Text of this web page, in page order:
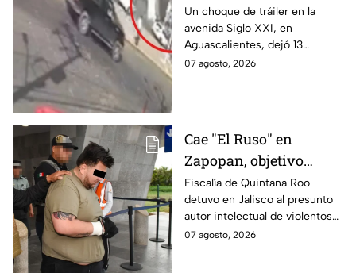
avenida Siglo XXI en
Aguascalientes deja
varios heridos y
destrozos
Un choque de tráiler en la
avenida Siglo XXI, en
Aguascalientes, dejó 13
heridos y varios vehículos
07 agosto, 2026
Cae "El Ruso" en
Zapopan, objetivo
prioritario en Playa del
Carmen
Fiscalía de Quintana Roo
detuvo en Jalisco al presunto
autor intelectual de violentos
ataques en fraccionamientos
07 agosto, 2026